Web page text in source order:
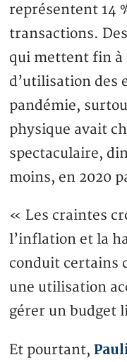
représentent 14
transactions.
qui mettent fin à
d’utilisation des
pandémie,
physique avait
spectaculaire,
moins, en 2020
« Les craintes
l’inflation et la
conduit certains
une utilisation
gérer un budget
Et pourtant,